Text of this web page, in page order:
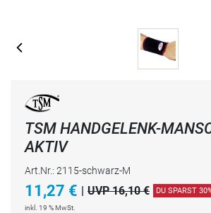
TSM HANDGELENK-
AKTIV
Art.Nr.: 2115-schwarz-M
11,27 € | UVP 16,10 € DU SPARST
inkl. 19 % MwSt.